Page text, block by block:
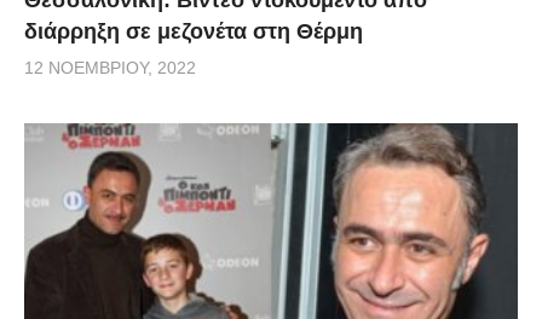
διάρρηξη σε μεζονέτα στη Θέρμη
12 ΝΟΕΜΒΡΊΟΥ, 2022